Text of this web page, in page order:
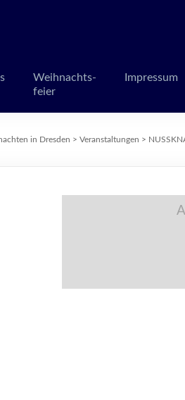
Weihnachts-
feier
Impressum
in Dresden > Veranstaltungen >